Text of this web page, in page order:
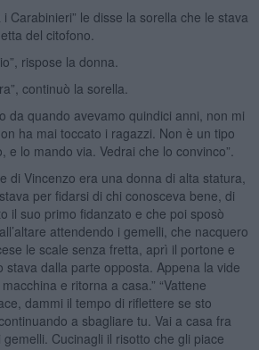
Carabinieri” le disse la sorella che le stava
del citofono.
rispose la donna.
continuò la sorella.
da quando avevamo quindici anni, non mi
ha mai toccato i ragazzi. Non è un tipo
e lo mando via. Vedrai che lo convinco”.
di Vincenzo era una donna di alta statura,
per fidarsi di chi conosceva bene, di
il suo primo fidanzato e che poi sposò
attendendo i gemelli, che nacquero
le scale senza fretta, aprì il portone e
stava dalla parte opposta. Appena la vide
e ritorna a casa.” “Vattene
dammi il tempo di riflettere se sto
a sbagliare tu. Vai a casa fra
Cucinagli il risotto che gli piace